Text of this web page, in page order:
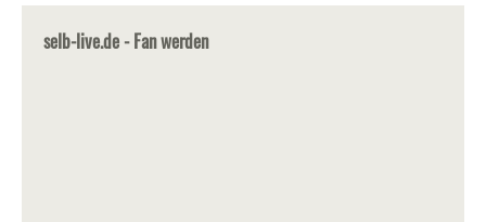
selb-live.de - Fan werden